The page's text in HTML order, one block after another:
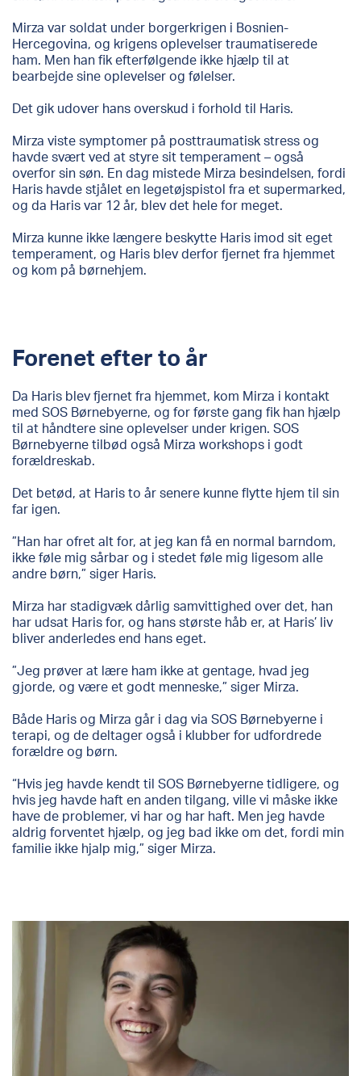
Mirza var soldat under borgerkrigen i Bosnien-
Hercegovina, og krigens oplevelser traumatiserede
ham. Men han fik efterfølgende ikke hjælp til at
bearbejde sine oplevelser og følelser.
Det gik udover hans overskud i forhold til Haris.
Mirza viste symptomer på posttraumatisk stress og
havde svært ved at styre sit temperament – også
overfor sin søn. En dag mistede Mirza besindelsen, fordi
Haris havde stjålet en legetøjspistol fra et supermarked,
og da Haris var 12 år, blev det hele for meget.
Mirza kunne ikke længere beskytte Haris imod sit eget
temperament, og Haris blev derfor fjernet fra hjemmet
og kom på børnehjem.
Forenet efter to år
Da Haris blev fjernet fra hjemmet, kom Mirza i kontakt
med SOS Børnebyerne, og for første gang fik han hjælp
til at håndtere sine oplevelser under krigen. SOS
Børnebyerne tilbød også Mirza workshops i godt
forældreskab.
Det betød, at Haris to år senere kunne flytte hjem til sin
far igen.
”Han har ofret alt for, at jeg kan få en normal barndom,
ikke føle mig sårbar og i stedet føle mig ligesom alle
andre børn,” siger Haris.
Mirza har stadigvæk dårlig samvittighed over det, han
har udsat Haris for, og hans største håb er, at Haris’ liv
bliver anderledes end hans eget.
”Jeg prøver at lære ham ikke at gentage, hvad jeg
gjorde, og være et godt menneske,” siger Mirza.
Både Haris og Mirza går i dag via SOS Børnebyerne i
terapi, og de deltager også i klubber for udfordrede
forældre og børn.
“Hvis jeg havde kendt til SOS Børnebyerne tidligere, og
hvis jeg havde haft en anden tilgang, ville vi måske ikke
have de problemer, vi har og har haft. Men jeg havde
aldrig forventet hjælp, og jeg bad ikke om det, fordi min
familie ikke hjalp mig,” siger Mirza.